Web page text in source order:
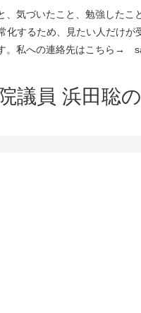
気づいたこと、勉強した
するため、見たい人だけ
。私への連絡先はこちら→
議員 浜田聡